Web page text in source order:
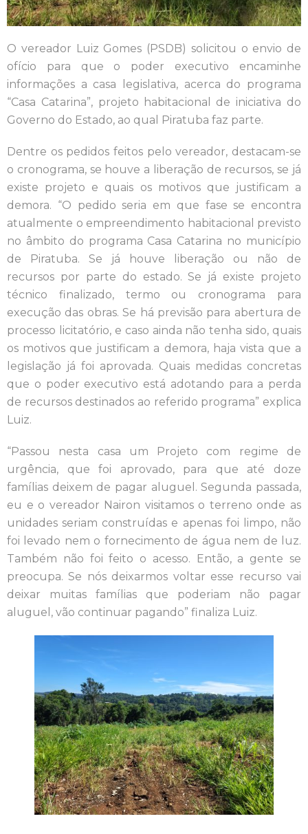
O vereador Luiz Gomes (PSDB) solicitou o envio de
ofício para que o poder executivo encaminhe
informações a casa legislativa, acerca do programa
“Casa Catarina”, projeto habitacional de iniciativa do
Governo do Estado, ao qual Piratuba faz parte.
Dentre os pedidos feitos pelo vereador, destacam-se
o cronograma, se houve a liberação de recursos, se já
existe projeto e quais os motivos que justificam a
demora. “O pedido seria em que fase se encontra
atualmente o empreendimento habitacional previsto
no âmbito do programa Casa Catarina no município
de Piratuba. Se já houve liberação ou não de
recursos por parte do estado. Se já existe projeto
técnico finalizado, termo ou cronograma para
execução das obras. Se há previsão para abertura de
processo licitatório, e caso ainda não tenha sido, quais
os motivos que justificam a demora, haja vista que a
legislação já foi aprovada. Quais medidas concretas
que o poder executivo está adotando para a perda
de recursos destinados ao referido programa” explica
Luiz.
“Passou nesta casa um Projeto com regime de
urgência, que foi aprovado, para que até doze
famílias deixem de pagar aluguel. Segunda passada,
eu e o vereador Nairon visitamos o terreno onde as
unidades seriam construídas e apenas foi limpo, não
foi levado nem o fornecimento de água nem de luz.
Também não foi feito o acesso. Então, a gente se
preocupa. Se nós deixarmos voltar esse recurso vai
deixar muitas famílias que poderiam não pagar
aluguel, vão continuar pagando” finaliza Luiz.